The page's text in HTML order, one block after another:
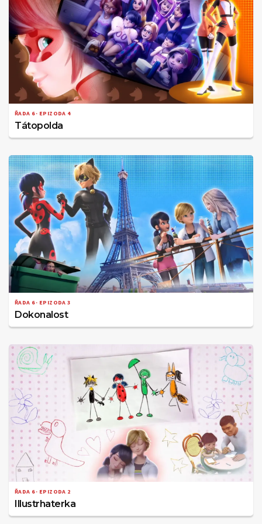
ŘADA 6 · EPIZODA 4
Tátopolda
ŘADA 6 · EPIZODA 3
Dokonalost
ŘADA 6 · EPIZODA 2
Illustrhaterka